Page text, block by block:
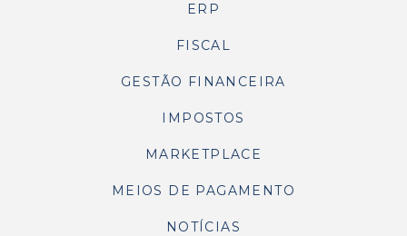
ERP
FISCAL
GESTÃO FINANCEIRA
IMPOSTOS
MARKETPLACE
MEIOS DE PAGAMENTO
NOTÍCIAS